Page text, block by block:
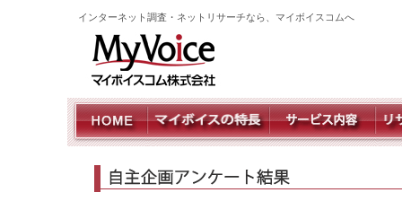
インターネット調査・ネットリサーチなら、マイボイスコムへ